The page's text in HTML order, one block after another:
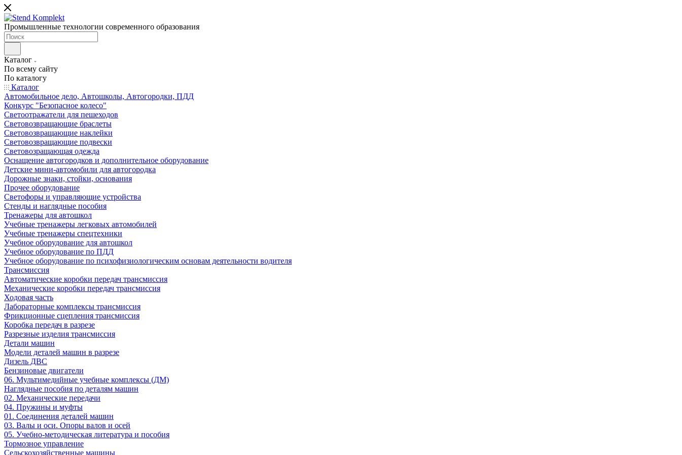
Промышленные технологии современного образования
Каталог
По всему сайту
По каталогу
Каталог
Автомобильное дело, Автошколы, Автогородки, ПДД
Конкурс "Безопасное колесо"
Светоотражатели для пешеходов
Световозвращающие браслеты
Световозвращающие наклейки
Световозвращающие подвески
Световозращающая одежда
Оснащение автогородков и дополнительное оборудование
Детские мини-автомобили для автогородка
Дорожные знаки, стойки, основания
Прочее оборудование
Светофоры и управляющие устройства
Стенды и наглядные пособия
Тренажеры для автошкол
Учебные тренажеры легковых автомобилей
Учебные тренажеры спецтехники
Учебное оборудование для автошкол
Учебное оборудование по ПДД
Учебное оборудование по психофизиологическим основам деятельности водителя
Трансмиссия
Автоматические коробки передач трансмиссия
Механические коробки передач трансмиссия
Ходовая часть
Лабораторные комплексы трансмиссия
Фрикционные сцепления трансмиссия
Коробка передач в разрезе
Разрезные изделия трансмиссия
Детали машин
Модели деталей машин в разрезе
Дизель ДВС
Бензиновые двигатели
06. Мультимедийные учебные комплексы (ДМ)
Наглядные пособия по деталям машин
02. Механические передачи
04. Пружины и муфты
01. Соединения деталей машин
03. Валы и оси. Опоры валов и осей
05. Учебно-методическая литература и пособия
Тормозное управление
Сельскохозяйственные машины